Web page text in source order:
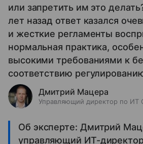
или запретить им это
лет назад ответ казался
и жесткие регламенты
нормальная практика,
высокими требованиями к
соответствию
Дмитрий Мацера
Управляющий директор по ИТ
Об эксперте: Дмитрий
управляющий ИТ-